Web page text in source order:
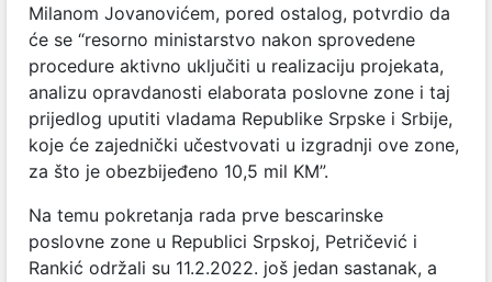
Milanom Jovanovićem, pored ostalog, potvrdio da
će se “resorno ministarstvo nakon sprovedene
procedure aktivno uključiti u realizaciju projekata,
analizu opravdanosti elaborata poslovne zone i taj
prijedlog uputiti vladama Republike Srpske i Srbije,
koje će zajednički učestvovati u izgradnji ove zone,
za što je obezbijeđeno 10,5 mil KM”.
Na temu pokretanja rada prve bescarinske
poslovne zone u Republici Srpskoj, Petričević i
Rankić održali su 11.2.2022. još jedan sastanak, a